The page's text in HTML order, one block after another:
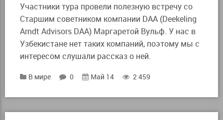
Участники тура провели полезную встречу со
Старшим советником компании DAA (Deekeling
Arndt Advisors DAA) Маргаретой Вульф. У нас в
Узбекистане нет таких компаний, поэтому мы с
интересом слушали рассказ о ней.
В мире 0 Май 14 2 459